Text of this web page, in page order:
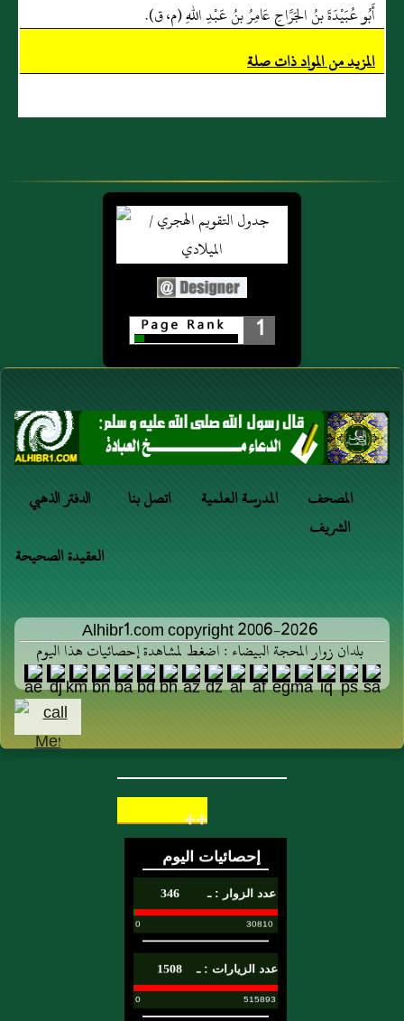
أَبُو عُبَيْدَةَ بنُ الجَرَّاحِ عَامِرُ بنُ عَبْدِ اللهِ (م، ق).
المزيد من المواد ذات صلة
1
الدفتر الذهبي اتصل بنا المدرسة العلمية
المصحف
الشريف
العقيدة الصحيحة
Alhibr1.com copyright 2006-2026
بلدان زوار المحجة البيضاء : اضغط لمشاهدة إحصائيات هذا اليوم
++